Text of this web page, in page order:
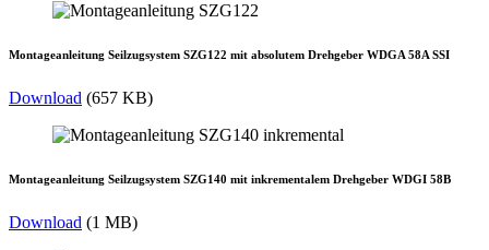
Montageanleitung Seilzugsystem SZG122 mit absolutem Drehgeber WDGA 58A SSI
Download (657 KB)
Montageanleitung Seilzugsystem SZG140 mit inkrementalem Drehgeber WDGI 58B
Download (1 MB)